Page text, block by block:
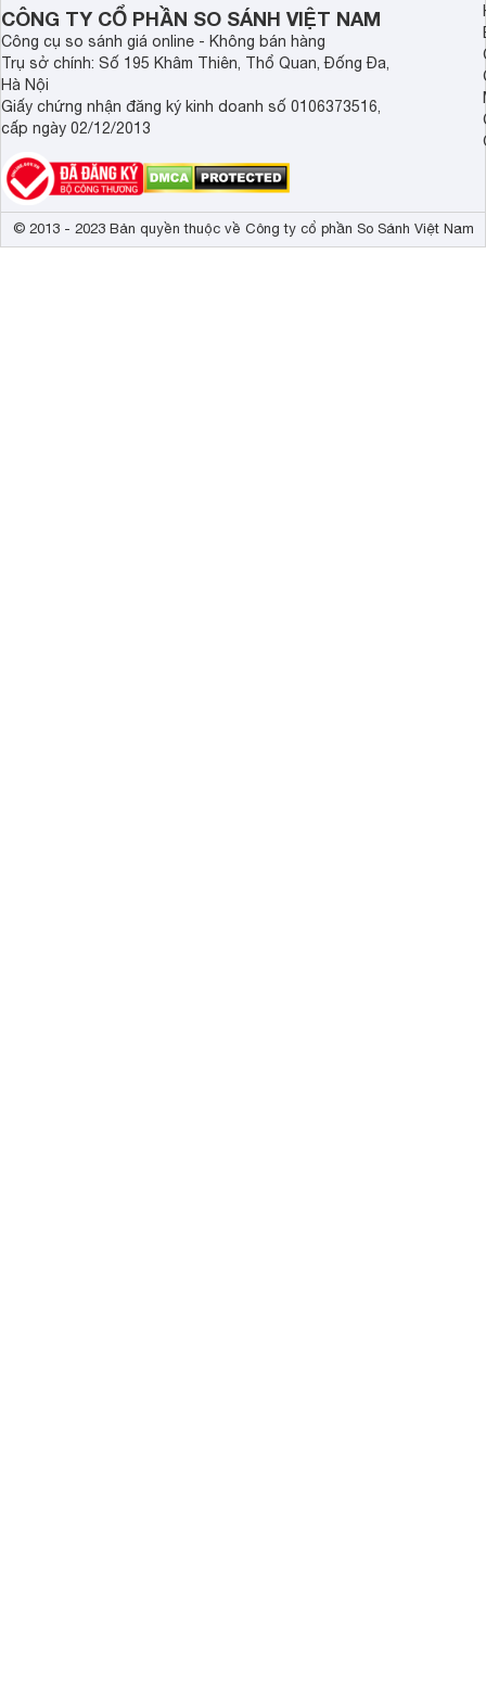
CÔNG TY CỔ PHẦN SO SÁNH VIỆT NAM
Công cụ so sánh giá online - Không bán hàng
Trụ sở chính: Số 195 Khâm Thiên, Thổ Quan, Đống Đa,
Hà Nội
Giấy chứng nhận đăng ký kinh doanh số 0106373516,
cấp ngày 02/12/2013
© 2013 - 2023 Bản quyền thuộc về Công ty cổ phần So Sánh Việt Nam